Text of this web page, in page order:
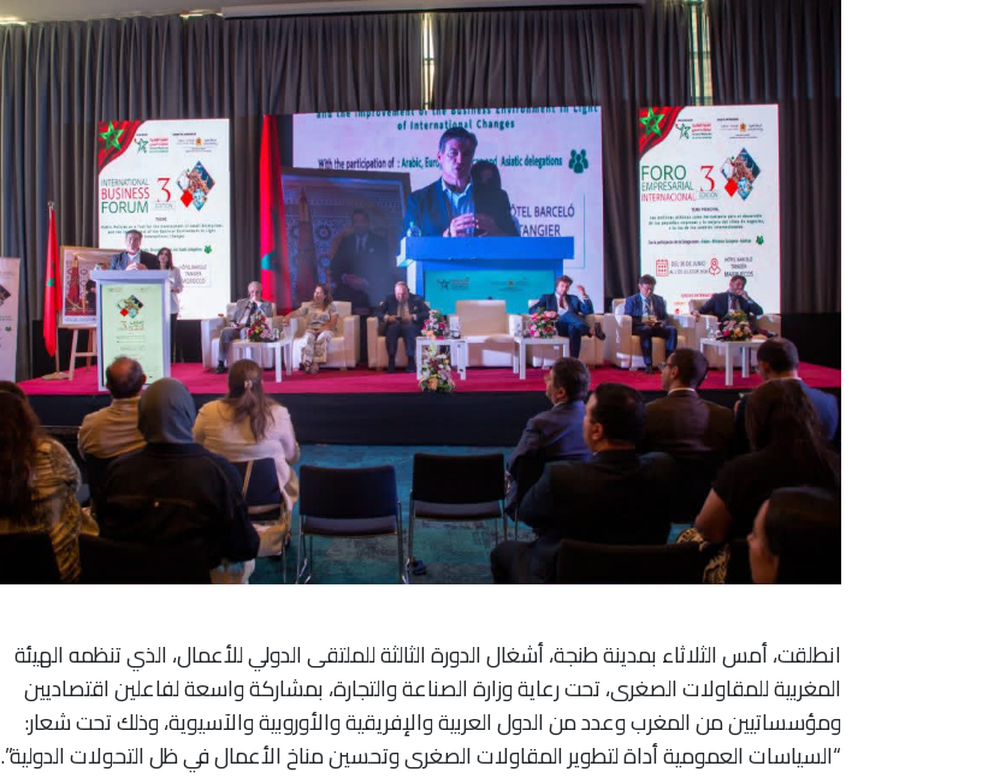
انطلقت، أمس الثلاثاء بمدينة طنجة، أشغال الدورة الثالثة للملتقى الدولي للأعمال، الذي تنظمه الهيئة
المغربية للمقاولات الصغرى، تحت رعاية وزارة الصناعة والتجارة، بمشاركة واسعة لفاعلين اقتصاديين
ومؤسساتيين من المغرب وعدد من الدول العربية والإفريقية والأوروبية والآسيوية، وذلك تحت شعار:
“السياسات العمومية أداة لتطوير المقاولات الصغرى وتحسين مناخ الأعمال في ظل التحولات الدولية”.